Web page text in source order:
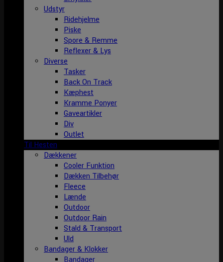
Udstyr
Ridehjelme
Piske
Spore & Remme
Reflexer & Lys
Diverse
Tasker
Back On Track
Kæphest
Kramme Ponyer
Gaveartikler
Div
Outlet
Til Hesten
Dækkener
Cooler Funktion
Dækken Tilbehør
Fleece
Lænde
Outdoor
Outdoor Rain
Stald & Transport
Uld
Bandager & Klokker
Bandager